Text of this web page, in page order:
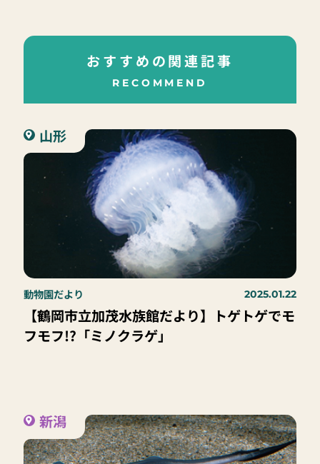
おすすめの関連記事
RECOMMEND
山形
動物園だより 2025.01.22
【鶴岡市立加茂水族館だより】トゲトゲでモ
フモフ!?「ミノクラゲ」
新潟